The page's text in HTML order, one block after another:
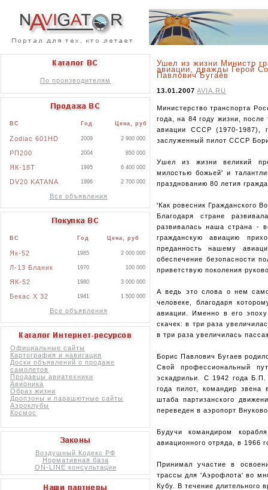
По производителям
ВС Год Цена, руб
Zodiac 601HD 2009 2 900 000
РП200 2004 850 000
ЯК-18Т 1995 6 400 000
DV20 KATANA 1996 2 700 000
Все объявления
ВС Год Цена, руб
Як-52 1985 2 000 000
Л-13 Бланик 1970 100 000
ЯК-52 1980 3 000 000
Бекас X 32 1941 1 500 000
Все объявления
Официальные сайты
Картография и навигация
Доски объявлений о продаже
самолетов
Продавцы авиатехники
Авионика
Образ жизни
Дропзоны и парашютные сайты
Аэроклубы
Космос
Воздушный Кодекс РФ
Нормативная база
ON-LINE консультации
Ушел из жизни Министр
авиации, дважды Герой
Павлович Бугаев
13.01.2007 AVIA.RU
Министерство транспорта
года, на 84 году жизни,
авиации СССР (1970-1987),
заслуженный пилот СССР
Ушел из жизни великий
милостью божьей' и
празднованию 80 летия
'Как ровесник Гражданского
Благодаря стране
развивалась наша страна -
гражданскую авиацию
преданность нашему
обеспечение безопасности
приветствую поколения
А ведь это слова о нем
человеке, благодаря
авиации. Именно в его
скачек: в три раза
в три раза увеличилась
Борис Павлович Бугаев
Свой профессиональный
эскадрильи. С 1942 года
года пилот, командир звена
штаба партизанского
переведен в аэропорт
Будучи командиром
авиационного отряда, в 1966
Принимал участие в
трассы для 'Аэрофлота' во
Кубу. В течение